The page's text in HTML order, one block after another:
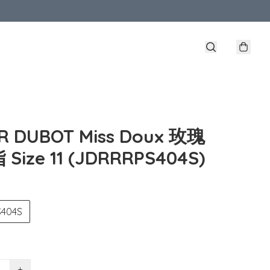
DUBOT Miss Doux 玫瑰
Size 11 (JDRRRPS404S)